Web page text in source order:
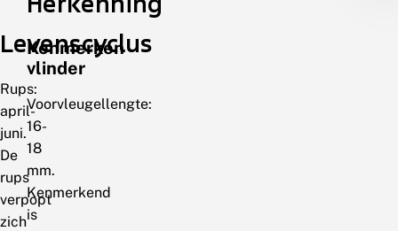
Levenscyclus
Rups:
april-
juni.
De
rups
verpopt
zich
Kenmerken
vlinder
Voorvleugellengte:
16-
18
mm.
Kenmerkend
is